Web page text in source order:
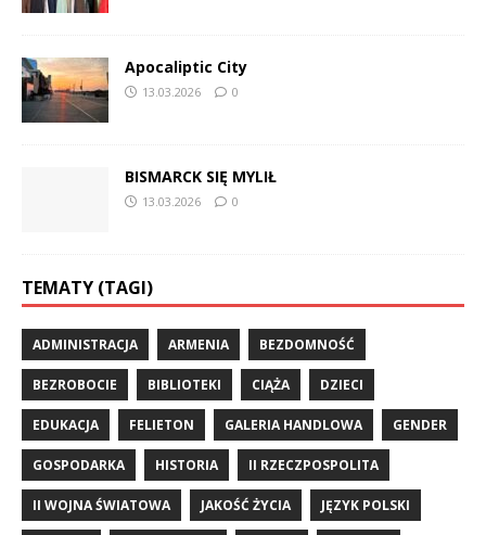
Apocaliptic City
13.03.2026 0
BISMARCK SIĘ MYLIŁ
13.03.2026 0
TEMATY (TAGI)
ADMINISTRACJA ARMENIA BEZDOMNOŚĆ
BEZROBOCIE BIBLIOTEKI CIĄŻA DZIECI
EDUKACJA FELIETON GALERIA HANDLOWA GENDER
GOSPODARKA HISTORIA II RZECZPOSPOLITA
II WOJNA ŚWIATOWA JAKOŚĆ ŻYCIA JĘZYK POLSKI